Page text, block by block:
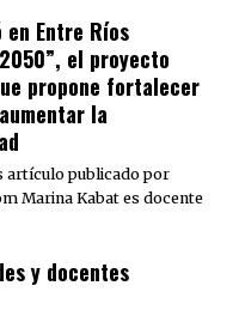
en Entre Ríos
el proyecto
propone fortalecer
la
artículo publicado por
Marina Kabat es docente
y docentes